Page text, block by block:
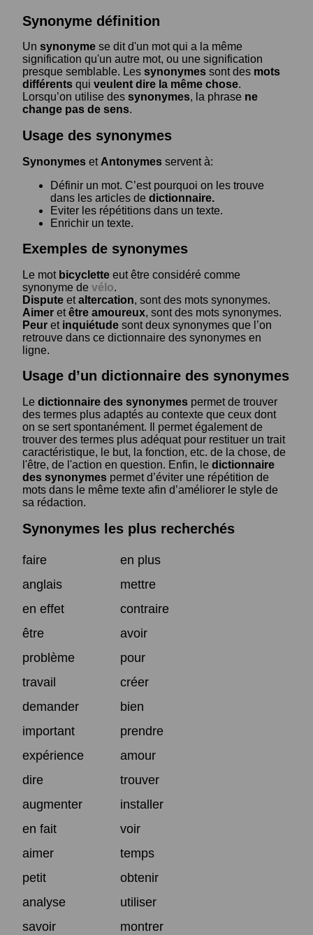
Synonyme définition
Un synonyme se dit d'un mot qui a la même
signification qu'un autre mot, ou une signification
presque semblable. Les synonymes sont des mots
différents qui veulent dire la même chose.
Lorsqu’on utilise des synonymes, la phrase ne
change pas de sens.
Usage des synonymes
Synonymes et Antonymes servent à:
Définir un mot. C’est pourquoi on les trouve
dans les articles de dictionnaire.
Eviter les répétitions dans un texte.
Enrichir un texte.
Exemples de synonymes
Le mot bicyclette eut être considéré comme
synonyme de vélo.
Dispute etaltercation, sont des mots synonymes.
Aimer etêtre amoureux, sont des mots synonymes.
Peur et inquiétude sont deux synonymes que l’on
retrouve dans ce dictionnaire des synonymes en
ligne.
Usage d’un dictionnaire des synonymes
Le dictionnaire des synonymes permet de trouver
des termes plus adaptés au contexte que ceux dont
on se sert spontanément. Il permet également de
trouver des termes plus adéquat pour restituer un trait
caractéristique, le but, la fonction, etc. de la chose, de
l'être, de l'action en question. Enfin, le dictionnaire
des synonymes permet d’éviter une répétition de
mots dans le même texte afin d’améliorer le style de
sa rédaction.
Synonymes les plus recherchés
faire
en plus
anglais
mettre
en effet
contraire
être
avoir
problème
pour
travail
créer
demander
bien
important
prendre
expérience
amour
dire
trouver
augmenter
installer
en fait
voir
aimer
temps
petit
obtenir
analyse
utiliser
savoir
montrer